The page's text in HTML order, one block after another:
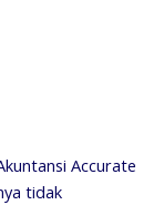
Accurate
tidak